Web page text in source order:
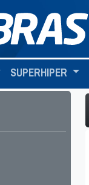
SUPERHIPER